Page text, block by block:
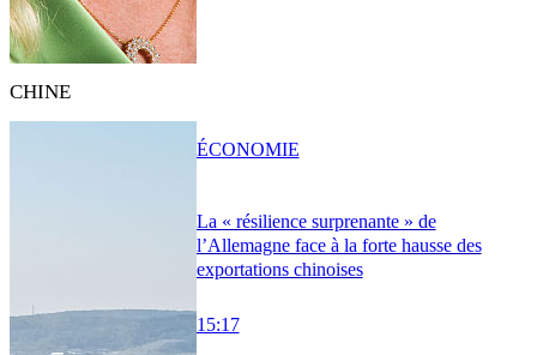
CHINE
La « résilience surprenante » de
l’Allemagne face à la forte hausse des
exportations chinoises
15:17
ÉCONOMIE